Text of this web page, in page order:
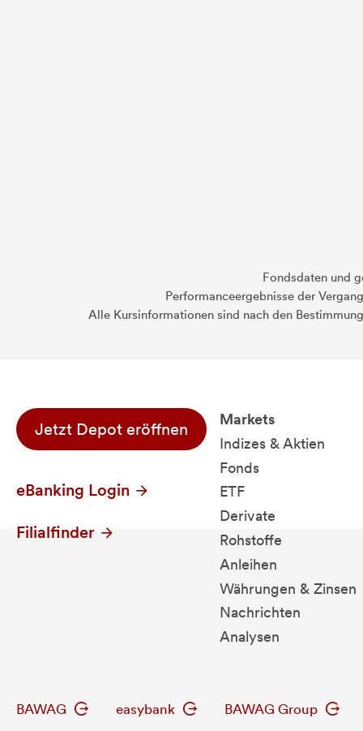
Fondsdaten und
Performanceergebnisse der
Alle Kursinformationen sind nach den
Jetzt Depot eröffnen
eBanking Login
Filialfinder
Markets
Indizes & Aktien
Fonds
ETF
Derivate
Rohstoffe
Anleihen
Währungen & Zinsen
Nachrichten
Analysen
BAWAG easybank BAWAG Group